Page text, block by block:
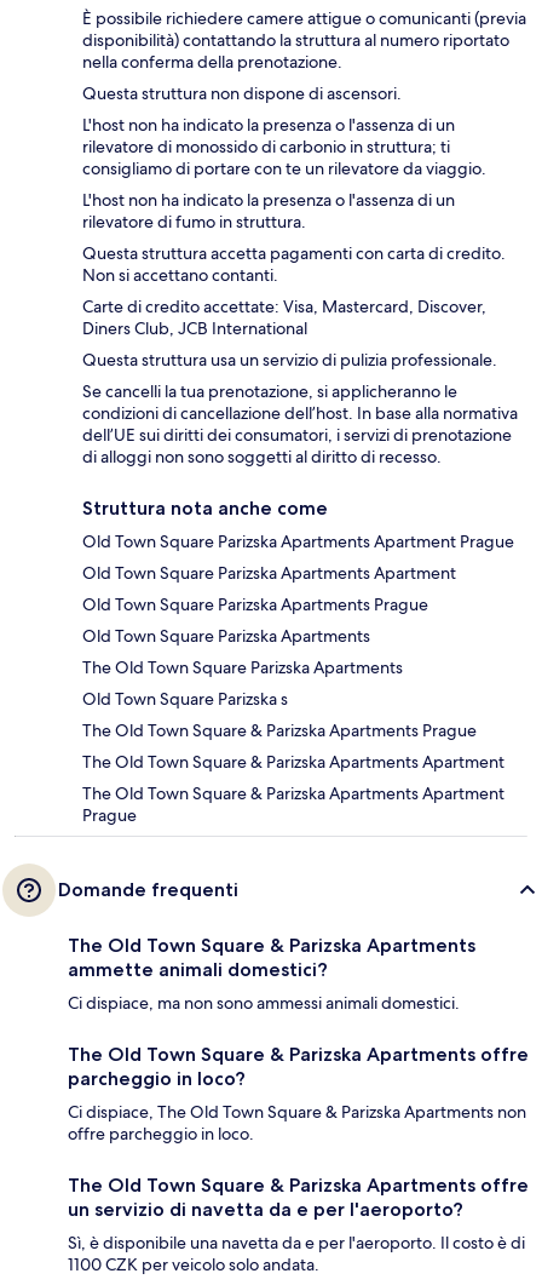
È possibile richiedere camere attigue o comunicanti (previa
disponibilità) contattando la struttura al numero riportato
nella conferma della prenotazione.
Questa struttura non dispone di ascensori.
L'host non ha indicato la presenza o l'assenza di un
rilevatore di monossido di carbonio in struttura; ti
consigliamo di portare con te un rilevatore da viaggio.
L'host non ha indicato la presenza o l'assenza di un
rilevatore di fumo in struttura.
Questa struttura accetta pagamenti con carta di credito.
Non si accettano contanti.
Carte di credito accettate: Visa, Mastercard, Discover,
Diners Club, JCB International
Questa struttura usa un servizio di pulizia professionale.
Se cancelli la tua prenotazione, si applicheranno le
condizioni di cancellazione dell’host. In base alla normativa
dell’UE sui diritti dei consumatori, i servizi di prenotazione
di alloggi non sono soggetti al diritto di recesso.
Struttura nota anche come
Old Town Square Parizska Apartments Apartment Prague
Old Town Square Parizska Apartments Apartment
Old Town Square Parizska Apartments Prague
Old Town Square Parizska Apartments
The Old Town Square Parizska Apartments
Old Town Square Parizska s
The Old Town Square & Parizska Apartments Prague
The Old Town Square & Parizska Apartments Apartment
The Old Town Square & Parizska Apartments Apartment
Prague
Domande frequenti
The Old Town Square & Parizska Apartments
ammette animali domestici?
Ci dispiace, ma non sono ammessi animali domestici.
The Old Town Square & Parizska Apartments offre
parcheggio in loco?
Ci dispiace, The Old Town Square & Parizska Apartments non
offre parcheggio in loco.
The Old Town Square & Parizska Apartments offre
un servizio di navetta da e per l'aeroporto?
Sì, è disponibile una navetta da e per l'aeroporto. Il costo è di
1100 CZK per veicolo solo andata.